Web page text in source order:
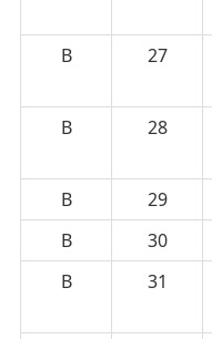
B 27
B 28
B 29
B
30
B
31